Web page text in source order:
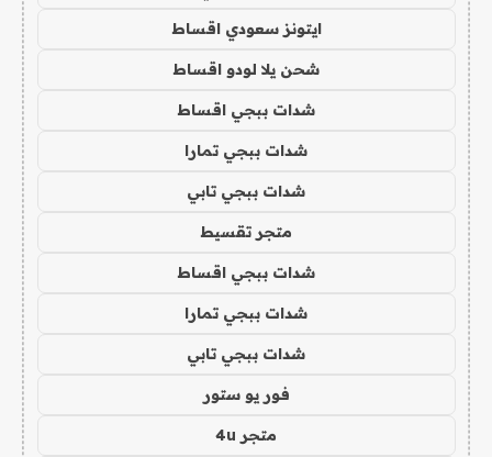
ايتونز سعودي اقساط
شحن يلا لودو اقساط
شدات ببجي اقساط
شدات ببجي تمارا
شدات ببجي تابي
متجر تقسيط
شدات ببجي اقساط
شدات ببجي تمارا
شدات ببجي تابي
فور يو ستور
متجر 4u